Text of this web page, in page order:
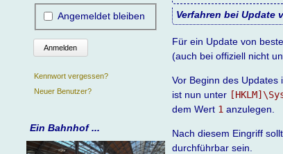
Verfahren bei Update
Für ein Update von
(auch bei offiziell nicht
Vor Beginn des
ist nun unter
dem Wert 1 anzulegen.
Nach diesem Eingriff
durchführbar sein.
Angemeldet bleiben
Anmelden
Kennwort vergessen?
Neuer Benutzer?
Ein Bahnhof ...